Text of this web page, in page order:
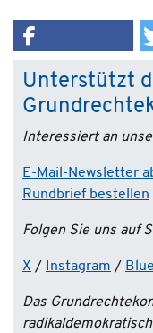
Unterstützt
Interessiert an
E-Mail-Newsletter
Rundbrief bestellen
Folgen Sie uns auf
X / Instagram /
Das